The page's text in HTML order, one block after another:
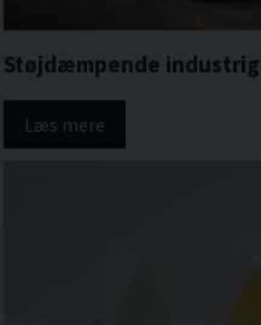
Støjdæmpende
Læs mere